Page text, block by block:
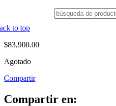
to top
$83,900.00
Agotado
Compartir
Compartir en: